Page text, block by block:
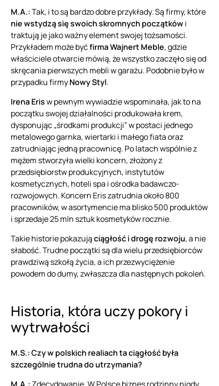
M.A.:Tak, i to są bardzo dobre przykłady. Są firmy, które
nie wstydzą się swoich skromnych początkówi
traktują je jako ważny element swojej tożsamości.
Przykładem może byćfirma Wajnert Meble, gdzie
właściciele otwarcie mówią, że wszystko zaczęło się od
skręcania pierwszych mebli w garażu. Podobnie było w
przypadku firmyNowy Styl.
Irena Erisw pewnym wywiadzie wspominała, jak to na
początku swojej działalności produkowała krem,
dysponując „środkami produkcji” w postaci jednego
metalowego garnka, wiertarki i małego fiata oraz
zatrudniając jedną pracownicę. Po latach wspólnie z
mężem stworzyła wielki koncern, złożony z
przedsiębiorstw produkcyjnych, instytutów
kosmetycznych, hoteli spa i ośrodka badawczo-
rozwojowych. Koncern Eris zatrudnia około 800
pracowników, w asortymencie ma blisko 500 produktów
i sprzedaje 25 mln sztuk kosmetyków rocznie.
Takie historie pokazująciągłość i drogę rozwoju, a nie
słabość. Trudne początki są dla wielu przedsiębiorców
prawdziwą szkołą życia, a ich przezwyciężenie
powodem do dumy, zwłaszcza dla następnych pokoleń.
Historia, która uczy pokory i
wytrwałości
M.S.: Czy w polskich realiach ta ciągłość była
szczególnie trudna do utrzymania?
M.A.: Zdecydowanie. W Polsce biznes rodzinny nigdy